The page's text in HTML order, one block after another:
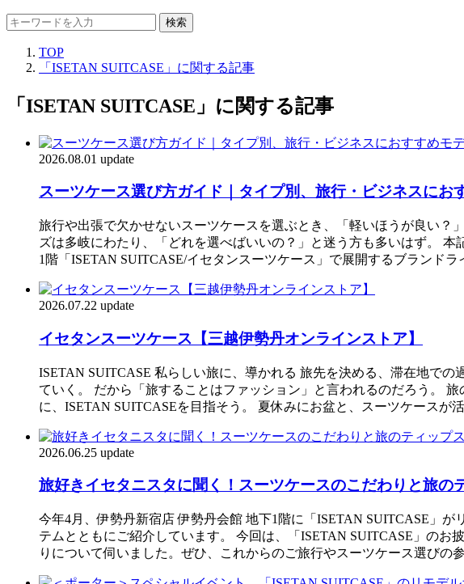
検索
TOP
「ISETAN SUITCASE」に関する記事
「ISETAN SUITCASE」に関する記事
2026.08.01 update
スーツケース選び方ガイド｜タイプ別、旅行・ビジネスに
旅行や出張で欠かせないスーツケースを選ぶとき、「軽いほうが良い？
ズは多岐にわたり、「どれを選べばいいの？」と迷う方も多いはず。
1階「ISETAN SUITCASE/イセタンスーツケース」で展開するブランド
2026.07.22 update
イセタンスーツケース【三越伊勢丹オンラインストア】
ISETAN SUITCASE 私らしい旅に、導かれる 旅先を決める、滞在地で
ていく。 だから「旅することはファッション」と言われるのだろう。
に、ISETAN SUITCASEを目指そう。 夏休みにお盆と、スーツケース
2026.06.25 update
旅好きイセタニスタに聞く！スーツケースのこだわりと旅の
今年4月、伊勢丹新宿店 伊勢丹会館 地下1階に「ISETAN SUITCASE」
テムとともにご紹介しています。 今回は、「ISETAN SUITCASE」の
りについて伺いました。ぜひ、これからのご旅行やスーツケース選び